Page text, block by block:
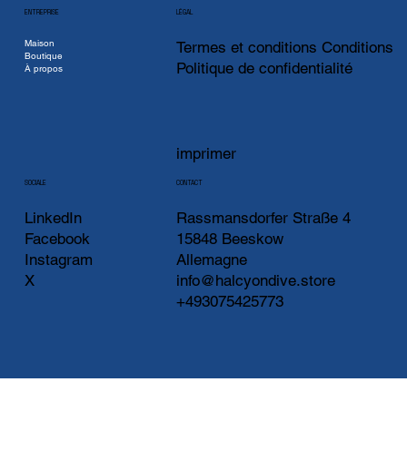
ENTREPRISE
Maison
Boutique
À propos
LÉGAL
Termes et conditions Conditions
Politique de confidentialité
imprimer
SOCIALE
LinkedIn
Facebook
Instagram
X
CONTACT
Rassmansdorfer Straße 4
15848 Beeskow
Allemagne
info@halcyondive.store
+493075425773